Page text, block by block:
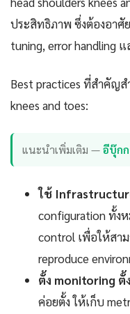
ประสิทธิภาพ ซึ่งต้องอาศั
tuning, error handling
Best practices ที่สำคัญส
knees and toes:
แนะนำเพิ่มเติม —อีบุ๊ก
ใช้
configuration ทั้ง
control เพื่อให้สา
reproduce
ตั้ง monitoring ตั้
ค่อยตั้ง ให้เก็บ